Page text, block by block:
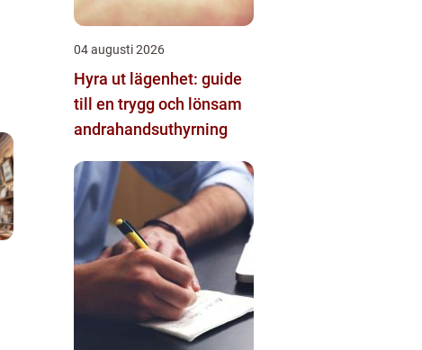
04 augusti 2026
Hyra ut lägenhet: guide
till en trygg och lönsam
andrahandsuthyrning